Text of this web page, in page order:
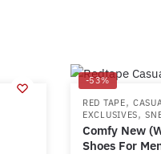
-53%
RED TAPE,
EXCLUSIVES,
Comfy New
Shoes For